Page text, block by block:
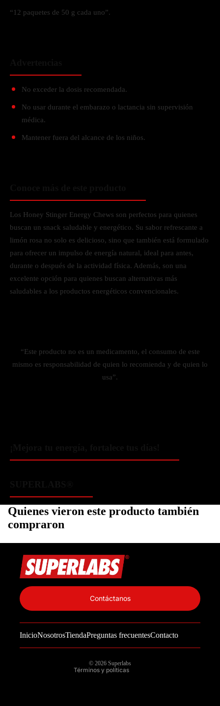
“12 paquetes de 50 g cada uno”.
No exceder la dosis recomendada.
No usar durante el embarazo o lactancia sin supervisión
médica.
Mantener fuera del alcance de los niños.
Los Honey Stinger Energy Chews son perfectos para quienes
buscan un snack saludable y energético. Su sabor refrescante a
limón rosa no solo es delicioso, sino que también está formulado
para ofrecer un impulso de energía natural, ideal para antes,
durante o después de la actividad física. Además, son una
excelente opción para quienes buscan alternativas más
saludables a los productos energéticos convencionales.
“Este producto no es un medicamento, el consumo de este
mismo es responsabilidad de quien lo recomienda y de quien lo
usa”.
Quienes vieron este producto también
compraron
InicioNosotrosTiendaPreguntas frecuentesContacto
Contáctanos
© 2026 Superlabs
Términos y políticas
Información de contacto
Política de reembolso
Términos del servicio
Política de envío